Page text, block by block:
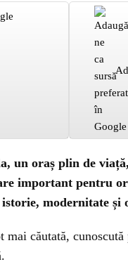
un oraș plin de
important pentru
modernitate și
căutată,